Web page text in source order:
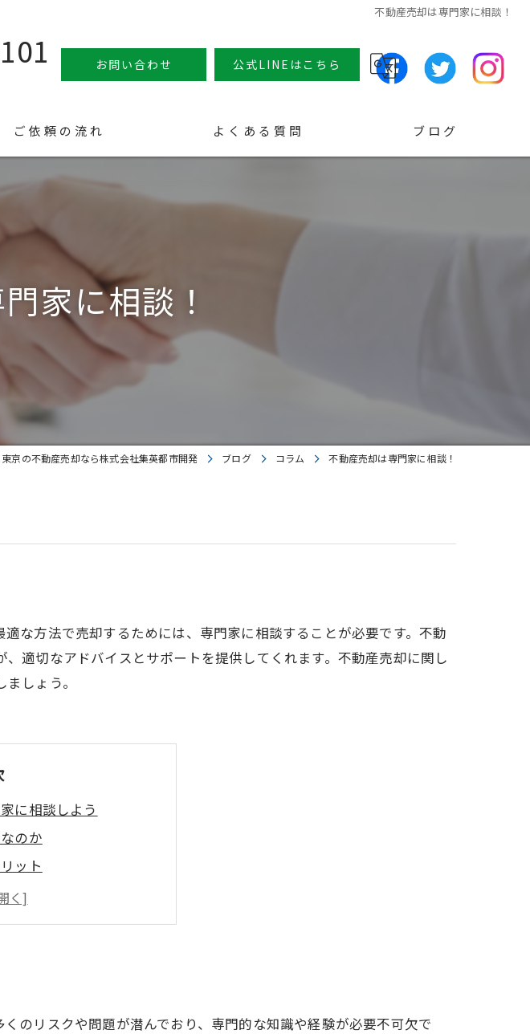
不動産売却は専門家に相談！
お問い合わせ 公式LINEはこちら
ご依頼の流れ よくある質問 ブログ
家に相談！
東京の不動産売却なら株式会社集英都市開発 ブログ コラム 不動産売却は専門家に相談！
な方法で売却するためには、専門家に相談することが必要です。不動
適切なアドバイスとサポートを提供してくれます。不動産売却に関し
しょう。
に相談しよう
のか
ット
のリスクや問題が潜んでおり、専門的な知識や経験が必要不可欠で